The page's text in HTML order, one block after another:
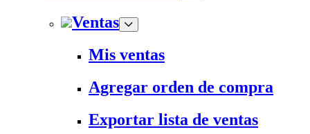
Ventas
Mis ventas
Agregar orden de compra
Exportar lista de ventas